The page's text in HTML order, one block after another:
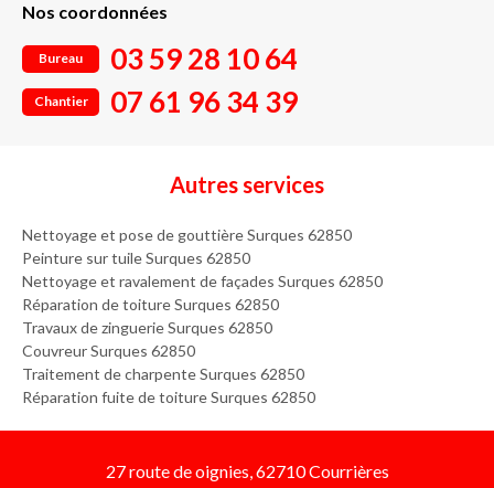
Nos coordonnées
Bureau 03 59 28 10 64
Chantier 07 61 96 34 39
Autres services
Nettoyage et pose de gouttière Surques 62850
Peinture sur tuile Surques 62850
Nettoyage et ravalement de façades Surques 62850
Réparation de toiture Surques 62850
Travaux de zinguerie Surques 62850
Couvreur Surques 62850
Traitement de charpente Surques 62850
Réparation fuite de toiture Surques 62850
27 route de oignies, 62710 Courrières